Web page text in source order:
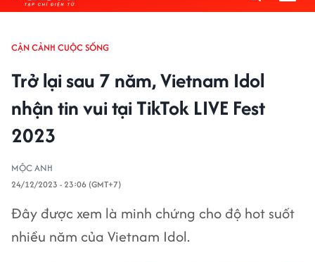
CẬN CẢNH CUỘC SỐNG
Trở lại sau 7 năm, Vietnam Idol
nhận tin vui tại TikTok LIVE Fest
2023
MỘC ANH
24/12/2023 - 23:06 (GMT+7)
Đây được xem là minh chứng cho độ hot suốt
nhiều năm của Vietnam Idol.